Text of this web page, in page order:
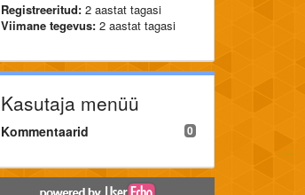
Registreeritud: 2 aastat tagasi
Viimane tegevus: 2 aastat tagasi
Kasutaja menüü
0
Kommentaarid